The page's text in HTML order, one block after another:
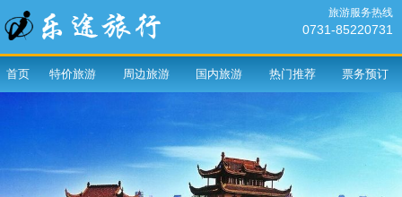
旅游服务热线
0731-85220731
首页 特价旅游 周边旅游 国内旅游 热门推荐 票务预订